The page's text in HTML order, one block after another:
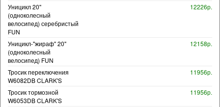
Уницикл 20"
(одноколесный
велосипед) серебристый
FUN
12226р.
Уницикл-"жираф" 20"
(одноколесный
велосипед) FUN
12158р.
Тросик переключения
W6082DB CLARK'S
11956р.
Тросик тормозной
W6053DB CLARK'S
11956р.